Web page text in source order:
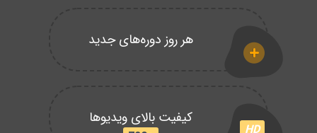
هر روز دوره‌های جدید
کیفیت بالای ویدیوها